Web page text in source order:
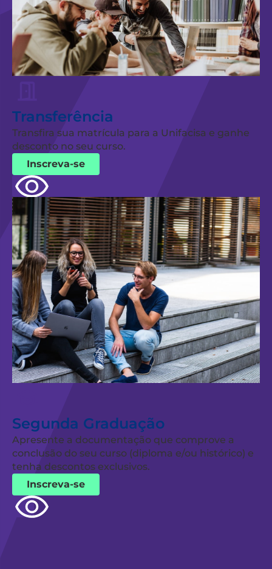
Transferência
Transfira sua matrícula para a Unifacisa e ganhe
desconto no seu curso.
Inscreva-se
Segunda Graduação
Apresente a documentação que comprove a
conclusão do seu curso (diploma e/ou histórico) e
tenha descontos exclusivos.
Inscreva-se